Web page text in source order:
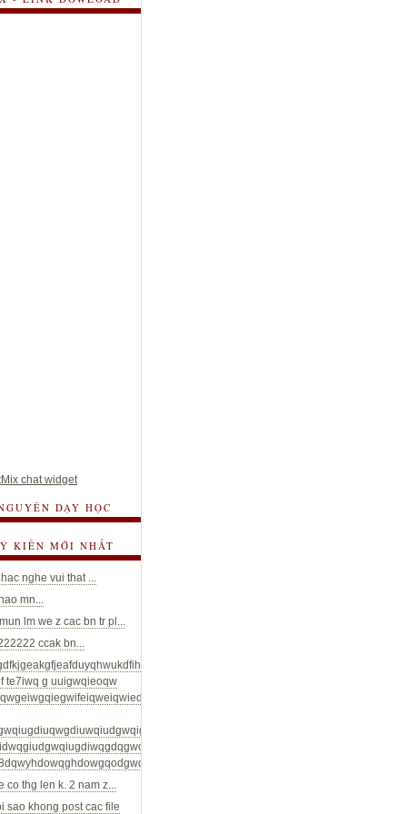
chat widget
DẠY HỌC
KIẾN MỚI NHẤT
nghe vui that ...
mn...
lm we z cac bn tr pl...
ccak bn...
te7iwq g uuigwqieoqw
co thg len k. 2 nam z...
sao khong post cac file